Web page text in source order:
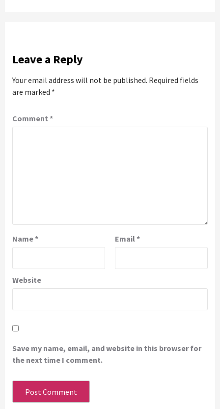
Leave a Reply
Your email address will not be published. Required fields
are marked *
Comment *
Name* Email*
Website
Save my name, email, and website in this browser for
the next time I comment.